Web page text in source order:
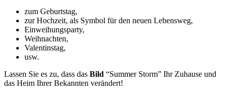
zum Geburtstag,
zur Hochzeit, als Symbol für den neuen Lebensweg,
Einweihungsparty,
Weihnachten,
Valentinstag,
usw.
Lassen Sie es zu, dass das Bild “Summer Storm” Ihr Zuhause und
das Heim Ihrer Bekannten verändert!